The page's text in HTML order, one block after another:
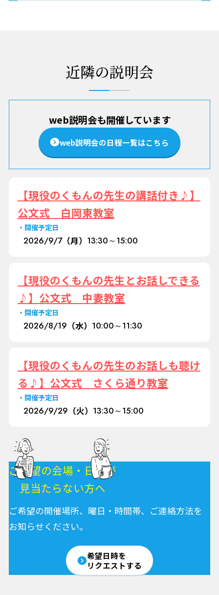
近隣の説明会
web説明会も開催しています
web説明会の日程一覧はこちら
【現役のくもんの先生の講話付き♪】
公文式 白岡東教室
開催予定日
2026/9/7（月） 13:30～15:00
【現役のくもんの先生とお話しできる
♪】公文式 中妻教室
開催予定日
2026/8/19 （水） 10:00～11:30
【現役のくもんの先生のお話しも聴け
る♪】公文式 さくら通り教室
開催予定日
2026/9/29 （火） 13:30～15:00
ご希望の会場・日程が
見当たらない方へ
ご希望の開催場所、曜日・時間帯、ご連絡方法を
お知らせください。
希望日時を
リクエストする